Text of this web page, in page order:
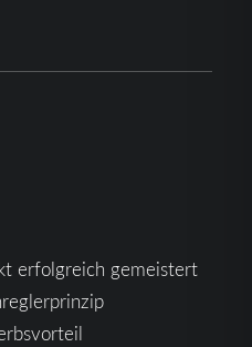
erfolgreich gemeistert